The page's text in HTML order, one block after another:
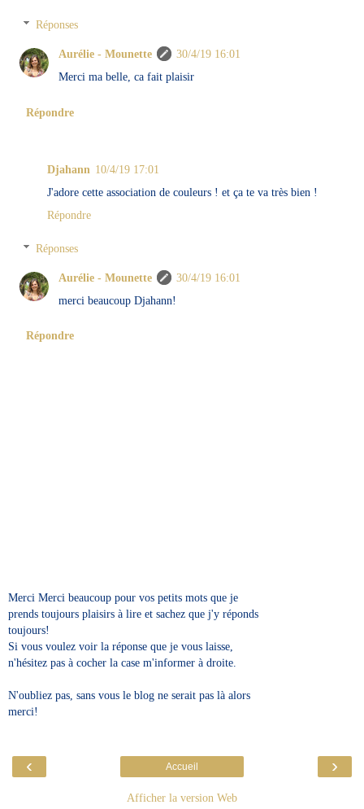
Réponses
Aurélie - Mounette
30/4/19 16:01
Merci ma belle, ca fait plaisir
Répondre
Djahann 10/4/19 17:01
J'adore cette association de couleurs ! et ça te va très bien !
Répondre
Réponses
Aurélie - Mounette
30/4/19 16:01
merci beaucoup Djahann!
Répondre
Merci Merci beaucoup pour vos petits mots que je
prends toujours plaisirs à lire et sachez que j'y réponds
toujours!
Si vous voulez voir la réponse que je vous laisse,
n'hésitez pas à cocher la case m'informer à droite.
N'oubliez pas, sans vous le blog ne serait pas là alors
merci!
‹ ›
Accueil
Afficher la version Web